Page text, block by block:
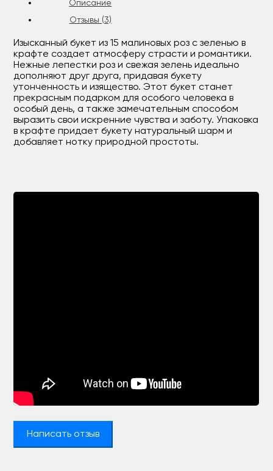
Описание
Отзывы (3)
Изысканный букет из 15 малиновых роз с зеленью в
крафте создает атмосферу страсти и романтики.
Нежные лепестки роз и свежая зелень идеально
дополняют друг друга, придавая букету
утонченность и изящество. Этот букет станет
прекрасным подарком для особого человека в
особый день, а также замечательным способом
выразить свои искренние чувства и заботу. Упаковка
в крафте придает букету натуральный шарм и
добавляет нотку природной простоты.
Написать отзыв